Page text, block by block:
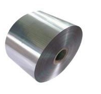
91,000
87,000 0
17,500
18,000